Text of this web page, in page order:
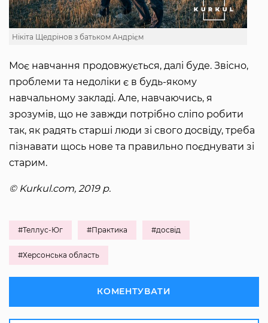
Нікіта Щедрінов з батьком Андрієм
Моє навчання продовжується, далі буде. Звісно,
проблеми та недоліки є в будь-якому
навчальному закладі. Але, навчаючись, я
зрозумів, що не завжди потрібно сліпо робити
так, як радять старші люди зі свого досвіду, треба
пізнавати щось нове та правильно поєднувати зі
старим.
© Kurkul.com, 2019 р.
#Теллус-Юг #Практика #досвід
#Херсонська область
КОМЕНТУВАТИ